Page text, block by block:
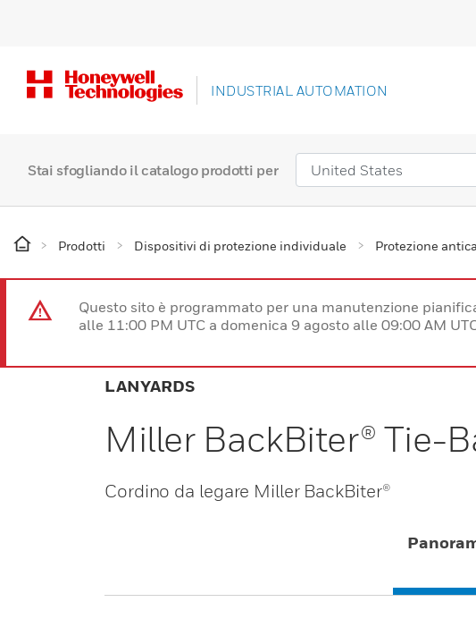
INDUSTRIAL AUTOMATION
Stai sfogliando il catalogo prodotti per
Prodotti Dispositivi di protezione individuale Protezione
Questo sito è programmato per una manutenzione
alle 11:00 PM UTC a domenica 9 agosto alle 09:00 AM
LANYARDS
Miller BackBiter® Tie-
Cordino da legare Miller BackBiter®